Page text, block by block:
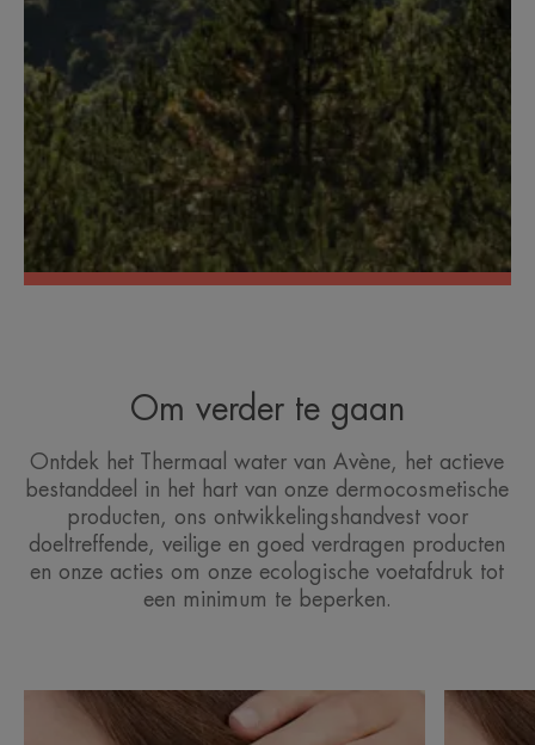
Om verder te gaan
Ontdek het Thermaal water van Avène, het actieve
bestanddeel in het hart van onze dermocosmetische
producten, ons ontwikkelingshandvest voor
doeltreffende, veilige en goed verdragen producten
en onze acties om onze ecologische voetafdruk tot
een minimum te beperken.
Ontdekken
Eau